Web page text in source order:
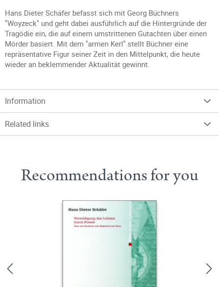
Hans Dieter Schäfer befasst sich mit Georg Büchners
"Woyzeck" und geht dabei ausführlich auf die Hintergründe der
Tragödie ein, die auf einem umstrittenen Gutachten über einen
Mörder basiert. Mit dem "armen Kerl" stellt Büchner eine
repräsentative Figur seiner Zeit in den Mittelpunkt, die heute
wieder an beklemmender Aktualität gewinnt.
Information
Related links
Recommendations for you